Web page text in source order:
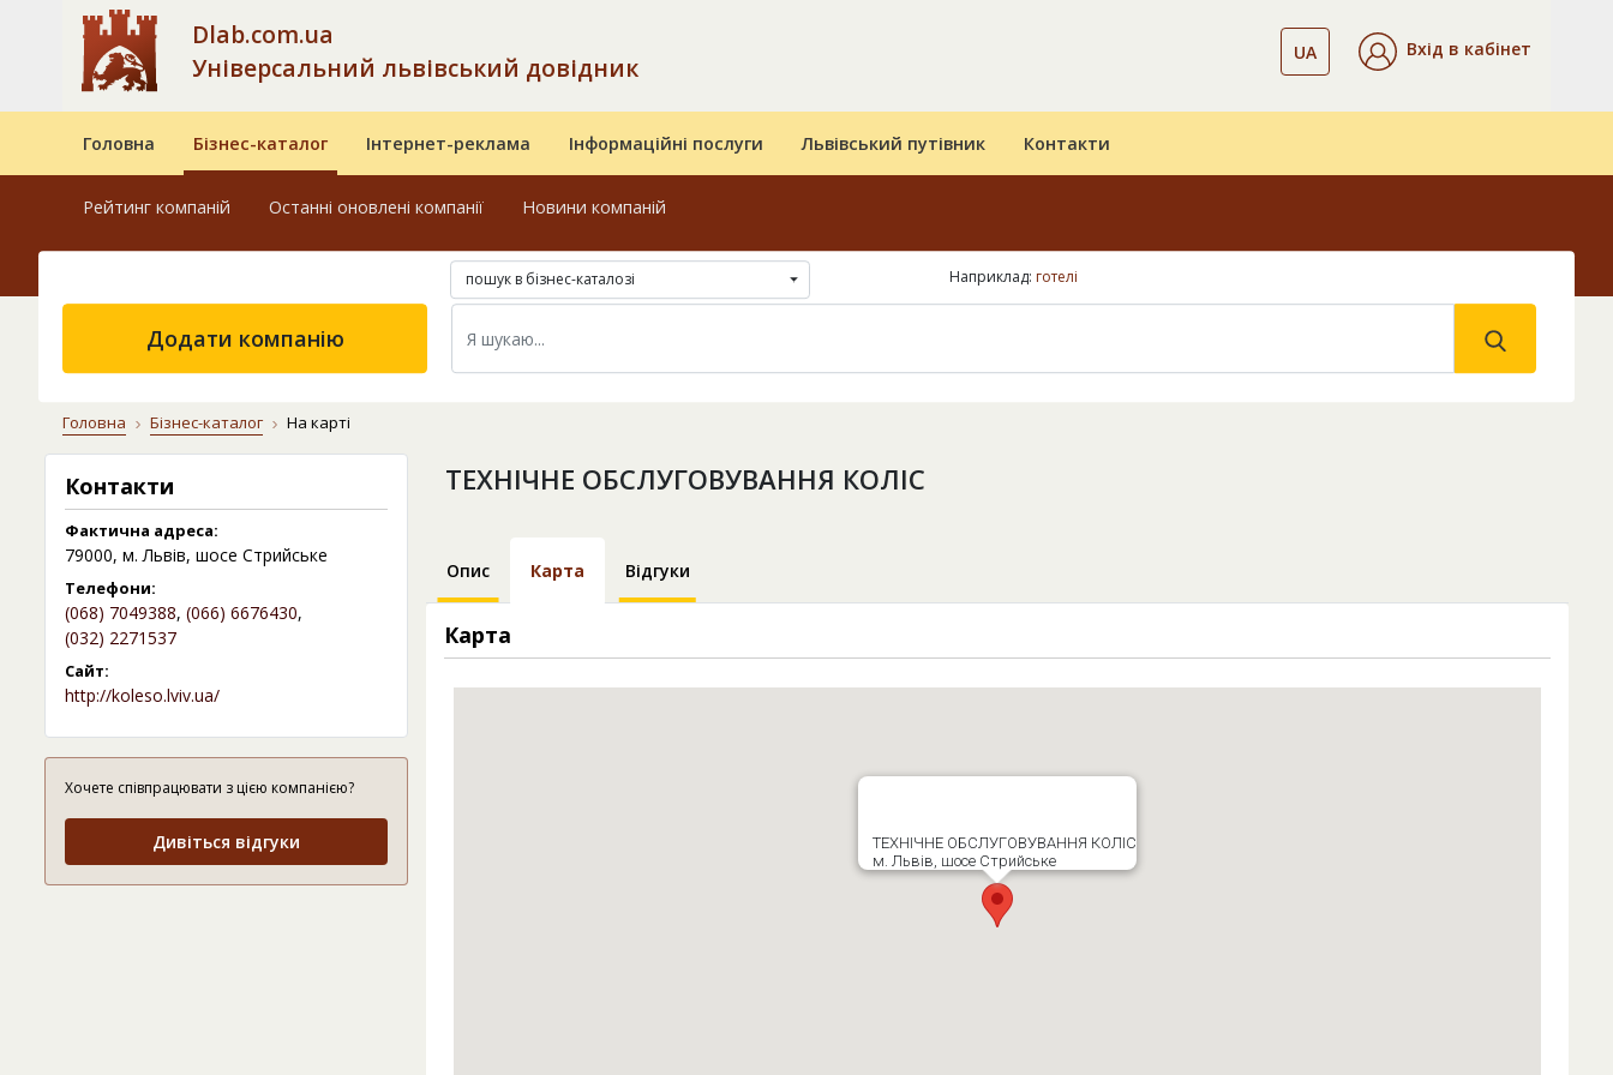
Dlab.com.ua
Універсальний львівський довідник
UA Вхід в кабінет
Головна Бізнес-каталог Інтернет-реклама Інформаційні послуги Львівський путівник Контакти
Рейтинг компаній Останні оновлені компанії Новини компаній
пошук в бізнес-каталозі Наприклад: готелі
Додати компанію
Головна Бізнес-каталог На карті
Контакти
Фактична адреса:
79000, м. Львів, шосе Стрийське
Телефони:
(068) 7049388, (066) 6676430,
(032) 2271537
Сайт:
http://koleso.lviv.ua/
Хочете співпрацювати з цією компанією?
Дивіться відгуки
ТЕХНІЧНЕ ОБСЛУГОВУВАННЯ КОЛІС
Опис Карта Відгуки
Карта
ТЕХНІЧНЕ ОБСЛУГОВУВАННЯ КОЛІС
м. Львів, шосе Стрийське